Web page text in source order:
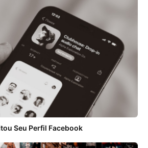
Seu Perfil Facebook